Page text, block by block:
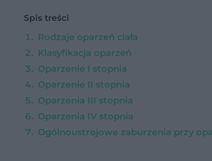
Spis treści
Rodzaje oparzeń ciała
Klasyfikacja oparzeń
Oparzenie I stopnia
Oparzenie II stopnia
Oparzenia III stopnia
Oparzenia IV stopnia
Ogólnoustrojowe zaburzenia przy